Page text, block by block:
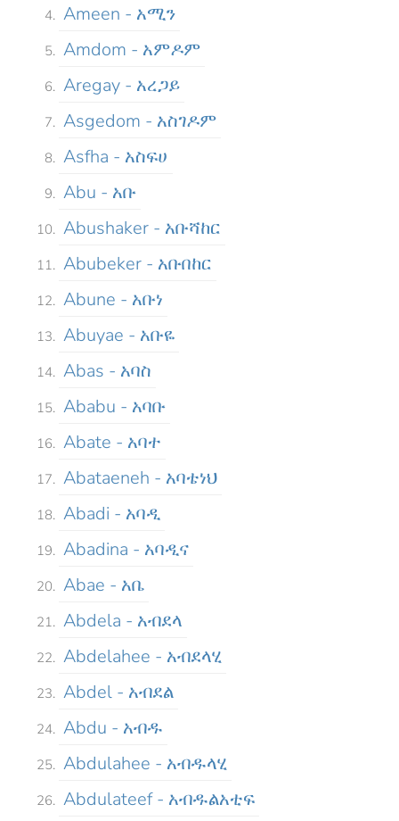
Ameen - አሚን
Amdom - አምዶም
Aregay - አረጋይ
Asgedom - አስገዶም
Asfha - አስፍሀ
Abu - አቡ
Abushaker - አቡሻከር
Abubeker - አቡበከር
Abune - አቡነ
Abuyae - አቡዬ
Abas - አባስ
Ababu - አባቡ
Abate - አባተ
Abataeneh - አባቴነህ
Abadi - አባዲ
Abadina - አባዲና
Abae - አቤ
Abdela - አብደላ
Abdelahee - አብደላሂ
Abdel - አብደል
Abdu - አብዱ
Abdulahee - አብዱላሂ
Abdulateef - አብዱልአቲፍ